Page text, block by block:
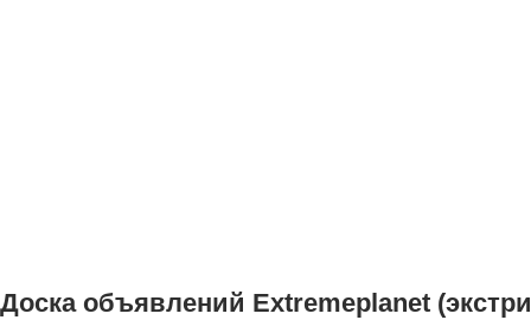
Доска объявлений Extremeplanet